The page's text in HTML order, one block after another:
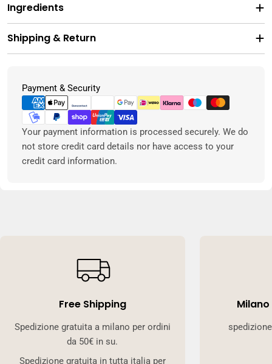
Ingredients
Shipping & Return
Payment & Security
Metodi
pagamento
Your payment information is processed securely. We do
not store credit card details nor have access to your
credit card information.
Free Shipping
Spedizione gratuita a milano per ordini
da 50€ in su.
Spedizione gratuita in tutta italia per